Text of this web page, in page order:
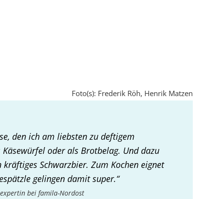
Foto(s): Frederik Röh, Henrik Matzen
den ich am liebsten zu deftigem
oder als Brotbelag. Und dazu
Schwarzbier. Zum Kochen eignet
gelingen damit super.“
bei famila-Nordost